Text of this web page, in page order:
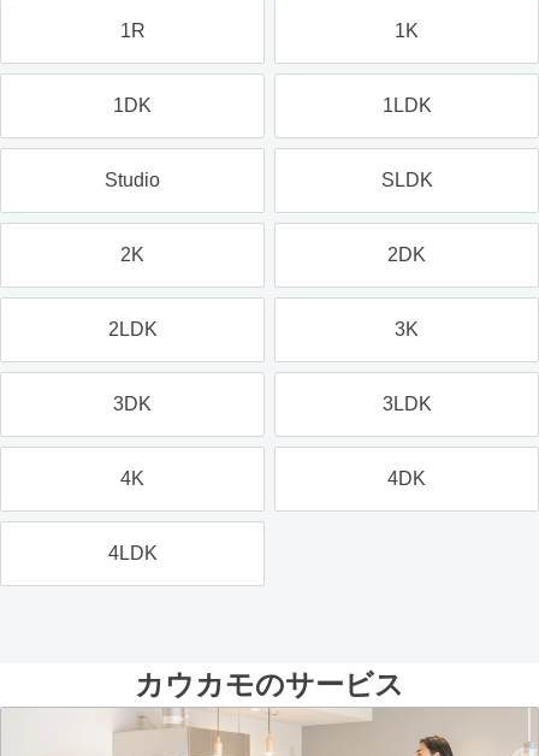
1R 1K
1DK 1LDK
Studio SLDK
2K 2DK
2LDK 3K
3DK 3LDK
4K 4DK
4LDK
カウカモのサービス